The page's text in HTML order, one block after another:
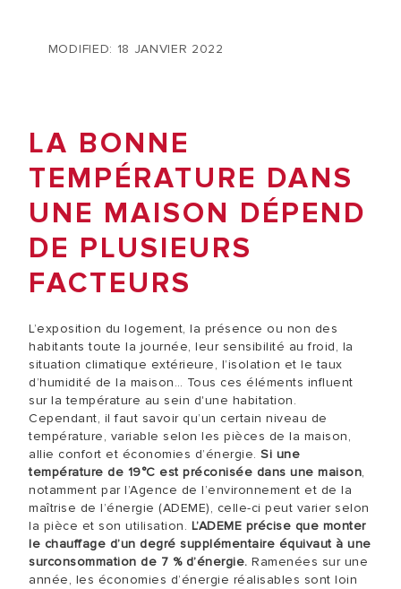
MODIFIED: 18 JANVIER 2022
LA BONNE
TEMPÉRATURE DANS
UNE MAISON DÉPEND
DE PLUSIEURS
FACTEURS
L’exposition du logement, la présence ou non des
habitants toute la journée, leur sensibilité au froid, la
situation climatique extérieure, l’isolation et le taux
d’humidité de la maison… Tous ces éléments influent
sur la température au sein d'une habitation.
Cependant, il faut savoir qu’un certain niveau de
température, variable selon les pièces de la maison,
allie confort et économies d’énergie. Si une
température de 19°C est préconisée dans une maison,
notamment par l’Agence de l’environnement et de la
maîtrise de l’énergie (ADEME), celle-ci peut varier selon
la pièce et son utilisation. L’ADEME précise que monter
le chauffage d’un degré supplémentaire équivaut à une
surconsommation de 7 % d’énergie. Ramenées sur une
année, les économies d’énergie réalisables sont loin